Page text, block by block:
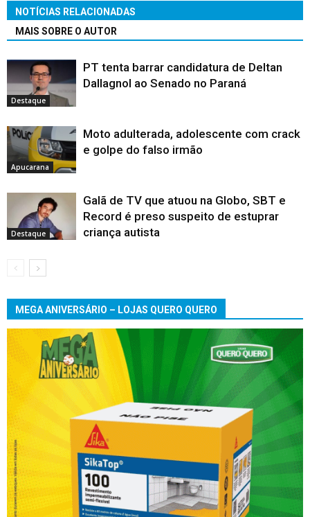
NOTÍCIAS RELACIONADAS
MAIS SOBRE O AUTOR
Destaque
PT tenta barrar candidatura de Deltan
Dallagnol ao Senado no Paraná
Apucarana
Moto adulterada, adolescente com crack
e golpe do falso irmão
Destaque
Galã de TV que atuou na Globo, SBT e
Record é preso suspeito de estuprar
criança autista
MEGA ANIVERSÁRIO – LOJAS QUERO QUERO